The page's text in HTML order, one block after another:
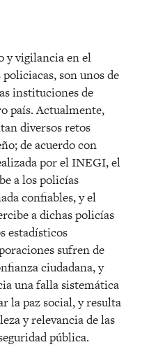
y vigilancia en el
son unos de
instituciones de
país. Actualmente,
diversos retos
de acuerdo con
por el INEGI, el
a los policías
confiables, y el
a dichas policías
estadísticos
sufren de
ciudadana, y
una falla sistemática
la paz social, y resulta
y relevancia de las
pública.